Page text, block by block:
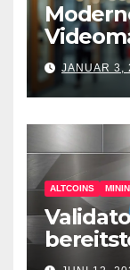
(VMS) –
JANUAR 3,
ALTCOINS